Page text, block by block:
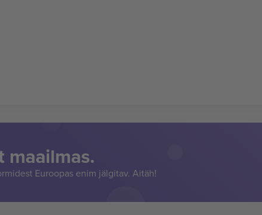
maailmas.
Euroopas enim jälgitav. Aitäh!